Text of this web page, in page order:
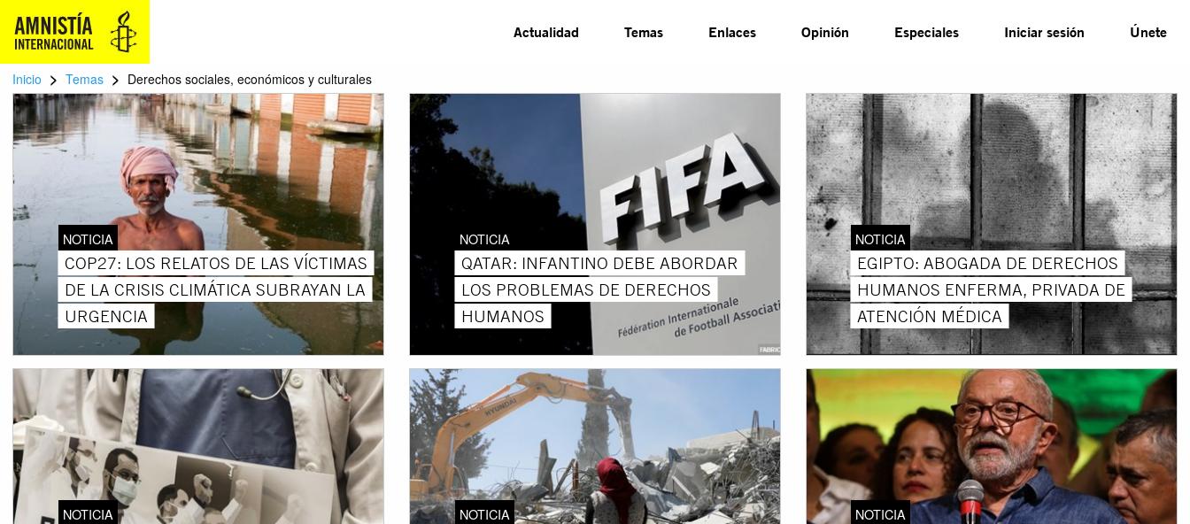
Actualidad Temas Enlaces Opinión Especiales Iniciar sesión Únete
Inicio > Temas > Derechos sociales, económicos y culturales
NOTICIA
COP27: LOS RELATOS DE LAS VÍCTIMAS
DE LA CRISIS CLIMÁTICA SUBRAYAN LA
URGENCIA
NOTICIA
QATAR: INFANTINO DEBE ABORDAR
LOS PROBLEMAS DE DERECHOS
HUMANOS
NOTICIA
EGIPTO: ABOGADA DE DERECHOS
HUMANOS ENFERMA, PRIVADA DE
ATENCIÓN MÉDICA
NOTICIA NOTICIA NOTICIA